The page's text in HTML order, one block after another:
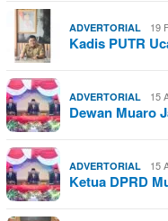
ADVERTORIAL 19
Kadis PUTR
ADVERTORIAL 15
Dewan Muaro
ADVERTORIAL 15
Ketua DPRD